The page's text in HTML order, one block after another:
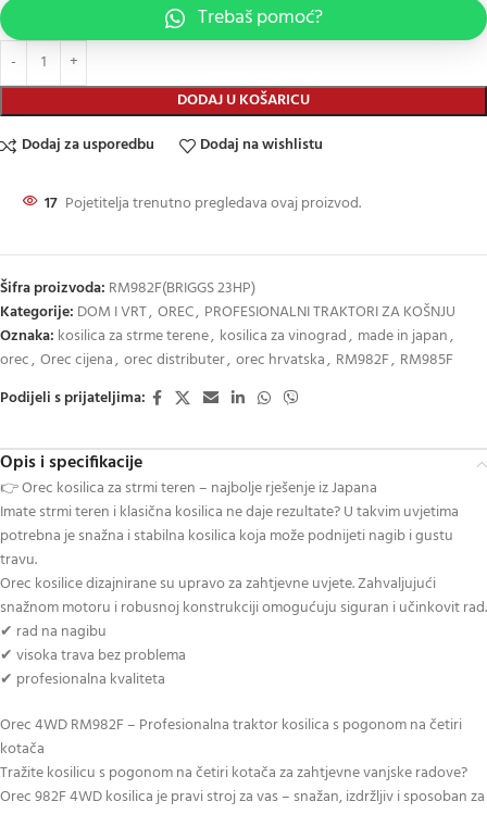
DODAJ U KOŠARICU
Trebaš pomoć?
Dodaj za usporedbu Dodaj na wishlistu
17 Pojetitelja trenutno pregledava ovaj proizvod.
Šifra proizvoda: RM982F(BRIGGS 23HP)
Kategorije: DOM I VRT, OREC, PROFESIONALNI TRAKTORI ZA KOŠNJU
Oznaka: kosilica za strme terene, kosilica za vinograd, made in japan,
orec, Orec cijena, orec distributer, orec hrvatska, RM982F, RM985F
Podijeli s prijateljima:
Opis i specifikacije
👉 Orec kosilica za strmi teren – najbolje rješenje iz Japana
Imate strmi teren i klasična kosilica ne daje rezultate? U takvim uvjetima
potrebna je snažna i stabilna kosilica koja može podnijeti nagib i gustu
travu.
Orec kosilice dizajnirane su upravo za zahtjevne uvjete. Zahvaljujući
snažnom motoru i robusnoj konstrukciji omogućuju siguran i učinkovit rad.
✔ rad na nagibu
✔ visoka trava bez problema
✔ profesionalna kvaliteta
Orec 4WD RM982F – Profesionalna traktor kosilica s pogonom na četiri
kotača
Tražite kosilicu s pogonom na četiri kotača za zahtjevne vanjske radove?
Orec 982F 4WD kosilica je pravi stroj za vas – snažan, izdržljiv i sposoban za